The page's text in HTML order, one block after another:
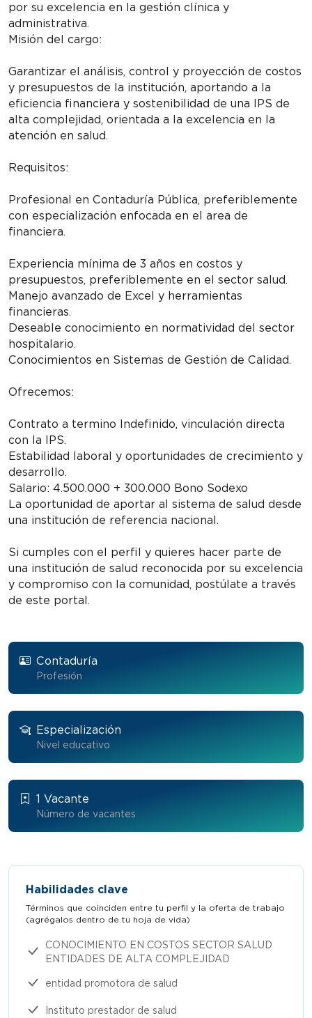
por su excelencia en la gestión clínica y
administrativa.
Misión del cargo:
Garantizar el análisis, control y proyección de costos
y presupuestos de la institución, aportando a la
eficiencia financiera y sostenibilidad de una IPS de
alta complejidad, orientada a la excelencia en la
atención en salud.
Requisitos:
Profesional en Contaduría Pública, preferiblemente
con especialización enfocada en el area de
financiera.
Experiencia mínima de 3 años en costos y
presupuestos, preferiblemente en el sector salud.
Manejo avanzado de Excel y herramientas
financieras.
Deseable conocimiento en normatividad del sector
hospitalario.
Conocimientos en Sistemas de Gestión de Calidad.
Ofrecemos:
Contrato a termino Indefinido, vinculación directa
con la IPS.
Estabilidad laboral y oportunidades de crecimiento y
desarrollo.
Salario: 4.500.000 + 300.000 Bono Sodexo
La oportunidad de aportar al sistema de salud desde
una institución de referencia nacional.
Si cumples con el perfil y quieres hacer parte de
una institución de salud reconocida por su excelencia
y compromiso con la comunidad, postúlate a través
de este portal.
Contaduría
Profesión
Especialización
Nivel educativo
1 Vacante
Número de vacantes
Habilidades clave
Términos que coinciden entre tu perfil y la oferta de trabajo
(agrégalos dentro de tu hoja de vida)​
CONOCIMIENTO EN COSTOS SECTOR SALUD
ENTIDADES DE ALTA COMPLEJIDAD
entidad promotora de salud
Instituto prestador de salud